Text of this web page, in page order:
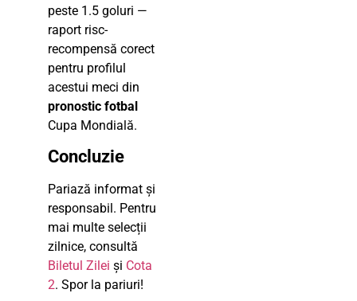
peste 1.5 goluri —
raport risc-
recompensă corect
pentru profilul
acestui meci din
pronostic fotbal
Cupa Mondială.
Concluzie
Pariază informat și
responsabil. Pentru
mai multe selecții
zilnice, consultă
Biletul Zilei și Cota
2. Spor la pariuri!